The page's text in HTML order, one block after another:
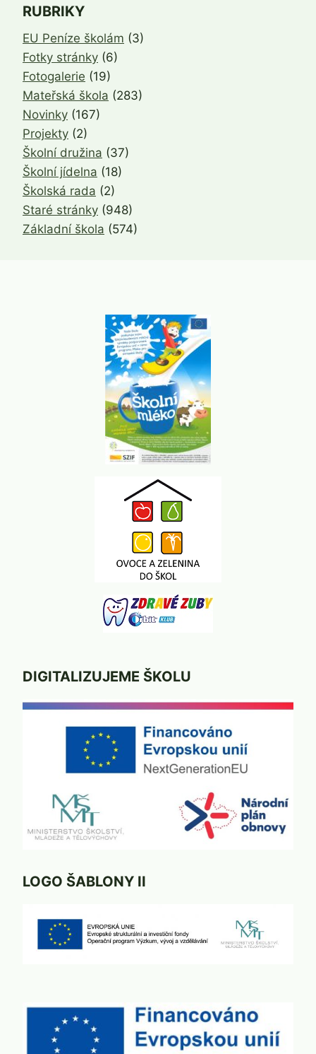
RUBRIKY
EU Peníze školám (3)
Fotky stránky (6)
Fotogalerie (19)
Mateřská škola (283)
Novinky (167)
Projekty (2)
Školní družina (37)
Školní jídelna (18)
Školská rada (2)
Staré stránky (948)
Základní škola (574)
DIGITALIZUJEME ŠKOLU
LOGO ŠABLONY II